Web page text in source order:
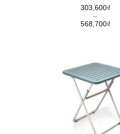
303,600₫
–
568,700₫